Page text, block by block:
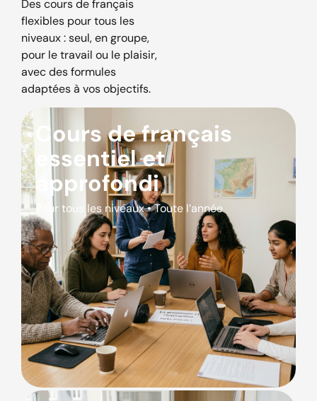
Des cours de français
flexibles pour tous les
niveaux : seul, en groupe,
pour le travail ou le plaisir,
avec des formules
adaptées à vos objectifs.
Cours de français
essentiel et
approfondi
Pour tous les niveaux • Toute l’année